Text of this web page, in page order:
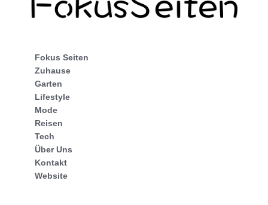
Fokus Seiten
Zuhause
Garten
Lifestyle
Mode
Reisen
Tech
Über Uns
Kontakt
Website